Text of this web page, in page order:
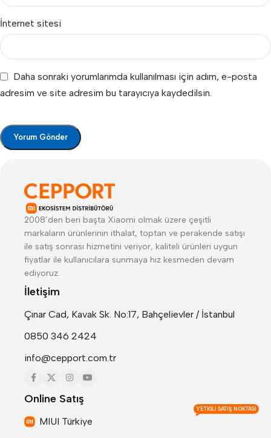
İnternet sitesi
Daha sonraki yorumlarımda kullanılması için adım, e-posta
adresim ve site adresim bu tarayıcıya kaydedilsin.
2008’den beri başta Xiaomi olmak üzere çeşitli
markaların ürünlerinin ithalat, toptan ve perakende satışı
ile satış sonrası hizmetini veriyor, kaliteli ürünleri uygun
fiyatlar ile kullanıcılara sunmaya hız kesmeden devam
ediyoruz.
İletişim
Çınar Cad, Kavak Sk. No:17, Bahçelievler / İstanbul
0850 346 2424
info@cepport.com.tr
Online Satış
MIUI Türkiye
YETKILI SATIŞ NOKTASI